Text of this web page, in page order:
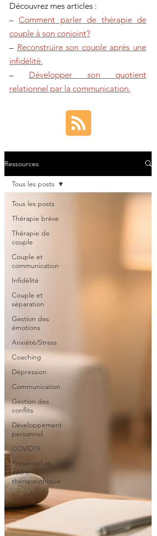
Découvrez mes articles :
– Comment parler de thérapie de
couple à son conjoint?
– Reconstruire son couple après une
infidélité.
– Développer son quotient
relationnel par la communication.
Ressources
Tous les posts
Thérapie brève
Thérapie de
couple
Couple et
communication
Infidélité
Couple et
séparation
Gestion des
émotions
Anxiété/Stress
Coaching
Dépression
Communication
Gestion des
conflits
Développement
personnel
COVID19
Présentiel et
cadre
thérapeuthique
Tous les posts